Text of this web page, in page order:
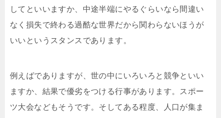
してといいますか、中途半端にやるぐらいなら間違い
なく損失で終わる過酷な世界だから関わらないほうが
いいというスタンスであります。
例えばでありますが、世の中にいろいろと競争といい
ますか、結果で優劣をつける行事があります。スポー
ツ大会などもそうです。そしてある程度、人口が集ま